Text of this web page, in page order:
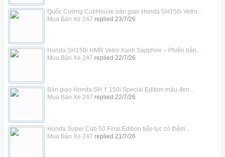
Quốc Cường CubHouse bàn giao Honda SH150i Vetro...
Mua Bán Xe 247 replied 23/7/26
Honda SH150i HMR Vetro Xanh Sapphire – Phiên bản...
Mua Bán Xe 247 replied 22/7/26
Bàn giao Honda SH Ý 150i Special Edition màu đen...
Mua Bán Xe 247 replied 22/7/26
Honda Super Cub 50 Final Edition tiếp tục có thêm...
Mua Bán Xe 247 replied 21/7/26